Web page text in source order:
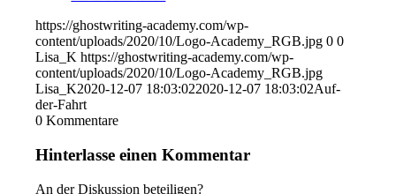
https://ghostwriting-academy.com/wp-
content/uploads/2020/10/Logo-Academy_RGB.jpg 0 0
Lisa_K https://ghostwriting-academy.com/wp-
content/uploads/2020/10/Logo-Academy_RGB.jpg
Lisa_K2020-12-07 18:03:022020-12-07 18:03:02Auf-
der-Fahrt
0 Kommentare
Hinterlasse einen Kommentar
An der Diskussion beteiligen?